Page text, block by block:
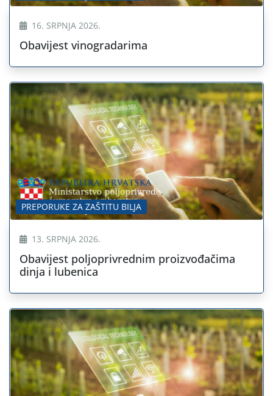
16. SRPNJA 2026.
Obavijest vinogradarima
PREPORUKE ZA ZAŠTITU BILJA
13. SRPNJA 2026.
Obavijest poljoprivrednim proizvođačima
dinja i lubenica